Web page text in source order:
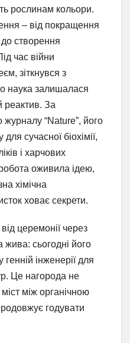
рослинам кольори.
– від покращення
до створення
час війни
зіткнувся з
наука залишалася
реактив. За
журналу “Nature”, його
сучасної біохімії,
і харчових
оживила ідею,
хімічна
ховає секрети.
церемонії через
жива: сьогодні його
інженерії для
Це нагорода не
між органічною
годувати